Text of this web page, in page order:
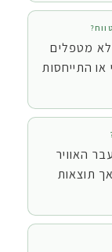
מטפלים
התייחסות
האוויר
תוצאות